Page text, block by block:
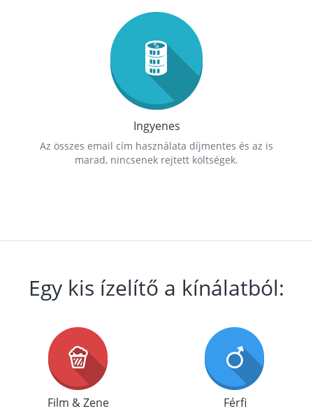
Ingyenes
Az összes email cím használata díjmentes és az is
marad, nincsenek rejtett költségek.
Egy kis ízelítő a kínálatból:
Film & Zene Férfi